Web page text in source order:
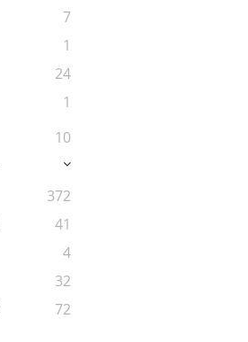
7
1
24
1
10
372
41
4
32
72